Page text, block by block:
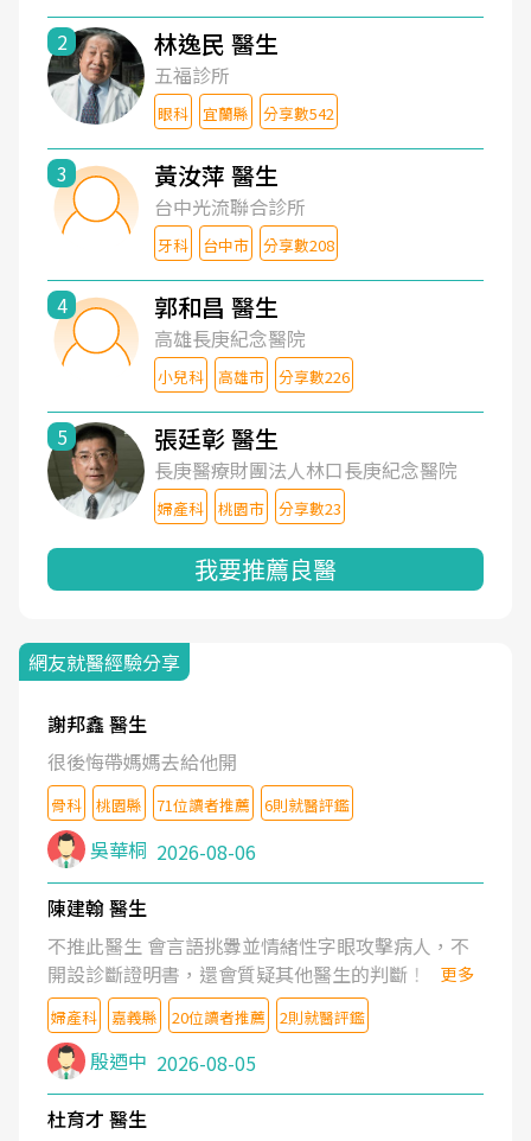
2 林逸民 醫生
五福診所
眼科 宜蘭縣 分享數542
3 黃汝萍 醫生
台中光流聯合診所
牙科 台中市 分享數208
4 郭和昌 醫生
高雄長庚紀念醫院
小兒科 高雄市 分享數226
5 張廷彰 醫生
長庚醫療財團法人林口長庚紀念醫院
婦產科 桃園市 分享數23
我要推薦良醫
網友就醫經驗分享
謝邦鑫 醫生
很後悔帶媽媽去給他開
骨科 桃園縣 71位讀者推薦 6則就醫評鑑
吳華桐 2026-08-06
陳建翰 醫生
不推此醫生 會言語挑釁並情緒性字眼攻擊病人，不
開設診斷證明書，還會質疑其他醫生的判斷！
更多
婦產科 嘉義縣 20位讀者推薦 2則就醫評鑑
殷迺中 2026-08-05
杜育才 醫生